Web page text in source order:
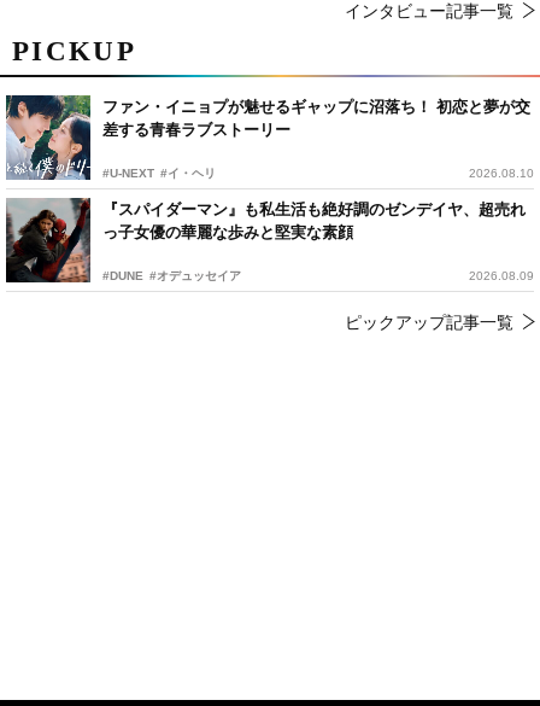
PICKUP
ファン・イニョプが魅せるギャップに沼落ち！ 初恋と夢が交
差する青春ラブストーリー
#U-NEXT #イ・ヘリ 2026.08.10
『スパイダーマン』も私生活も絶好調のゼンデイヤ、超売れ
っ子女優の華麗な歩みと堅実な素顔
#DUNE #オデュッセイア 2026.08.09
ピックアップ記事一覧
インタビュー記事一覧